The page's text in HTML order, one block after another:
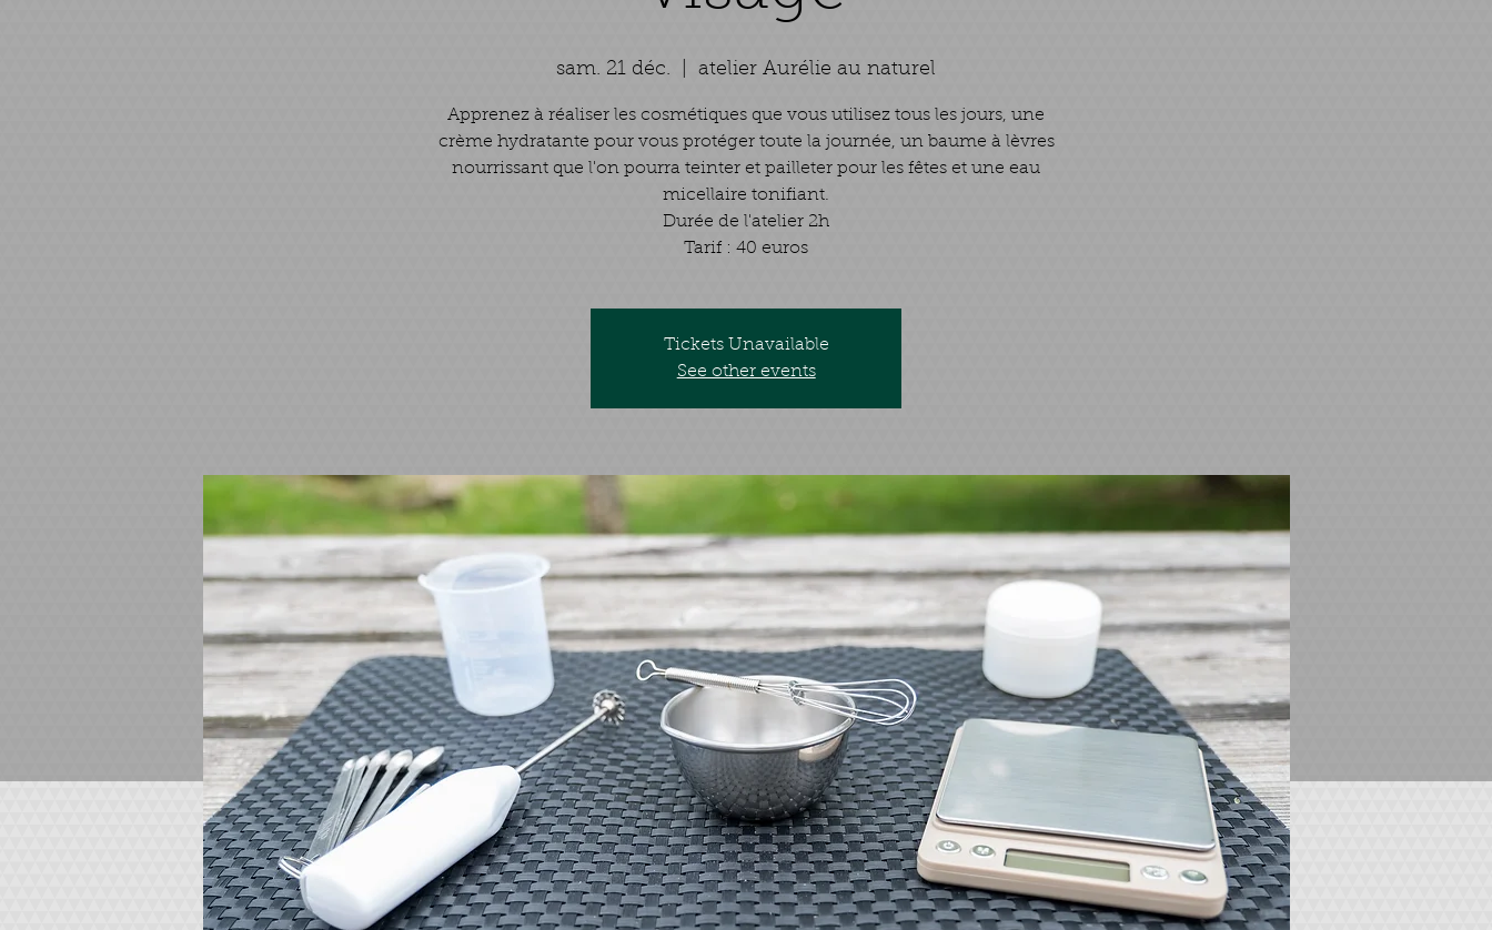
sam. 21 déc.
  |
atelier Aurélie au naturel
Apprenez à réaliser les cosmétiques que vous utilisez tous les jours, une
crème hydratante pour vous protéger toute la journée, un baume à lèvres
nourrissant que l'on pourra teinter et pailleter pour les fêtes et une eau
micellaire tonifiant.
Durée de l'atelier 2h
Tarif : 40 euros
Tickets Unavailable
See other events